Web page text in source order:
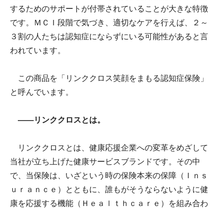
するためのサポートが付帯されていることが大きな特徴
です。ＭＣＩ段階で気づき、適切なケアを行えば、２～
３割の人たちは認知症にならずにいる可能性があると言
われています。
この商品を「リンククロス笑顔をまもる認知症保険」
と呼んでいます。
――リンククロスとは。
リンククロスとは、健康応援企業への変革をめざして
当社が立ち上げた健康サービスブランドです。その中
で、当保険は、いざという時の保険本来の保障（Ｉｎｓ
ｕｒａｎｃｅ）とともに、誰もがそうならないように健
康を応援する機能（Ｈｅａｌｔｈｃａｒｅ）を組み合わ